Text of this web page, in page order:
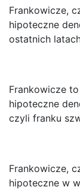
Frankowicze,
hipoteczne
ostatnich
Frankowicze
hipoteczne
czyli franku
Frankowicze,
hipoteczne w